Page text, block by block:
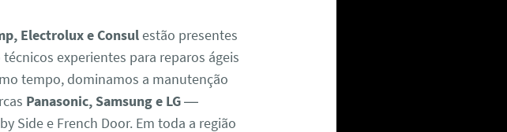
Electrolux e Consulestão presentes
experientes para reparos ágeis
tempo, dominamos a manutenção
Panasonic, Samsung e LG—
Side e French Door. Em toda a região